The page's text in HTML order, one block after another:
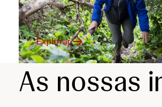
Explorar
As nossas